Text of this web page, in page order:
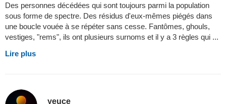
Des personnes décédées qui sont toujours parmi la population
sous forme de spectre. Des résidus d'eux-mêmes piégés dans
une boucle vouée à se répéter sans cesse. Fantômes, ghouls,
vestiges, "rems", ils ont plusieurs surnoms et il y a 3 règles qui ...
Lire plus
yeuce